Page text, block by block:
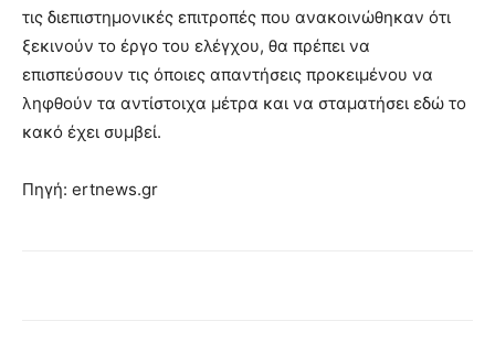
τις διεπιστημονικές επιτροπές που ανακοινώθηκαν ότι
ξεκινούν το έργο του ελέγχου, θα πρέπει να
επισπεύσουν τις όποιες απαντήσεις προκειμένου να
ληφθούν τα αντίστοιχα μέτρα και να σταματήσει εδώ το
κακό έχει συμβεί.
Πηγή: ertnews.gr